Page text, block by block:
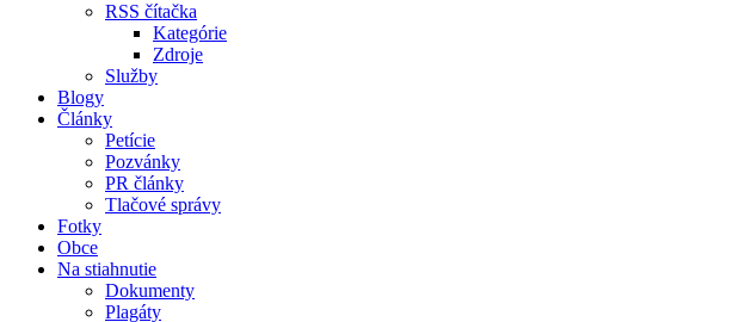
RSS čítačka
Kategórie
Zdroje
Služby
Blogy
Články
Petície
Pozvánky
PR články
Tlačové správy
Fotky
Obce
Na stiahnutie
Dokumenty
Plagáty